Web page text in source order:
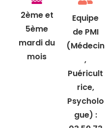
2ème et
5ème
mardi du
mois
Equipe
de PMI
(Médecin
,
Puéricult
rice,
Psycholo
gue) :